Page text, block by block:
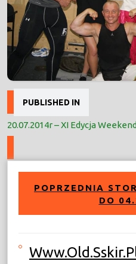
Nawigacja
wpisu
PUBLISHED IN
20.07.2014r – XI Edycja
POPRZEDNIA
DO